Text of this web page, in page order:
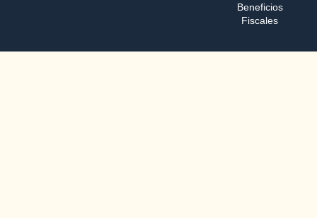
Beneficios
Fiscales